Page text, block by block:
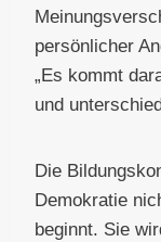
persönlicher
„Es kommt
und
Die
Demokratie
beginnt. Sie